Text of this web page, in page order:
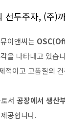
선두주자, (주)
이앤씨는
을 나타내고 있습
적이고 고품질의
서 공장에서 생산
공합니다.